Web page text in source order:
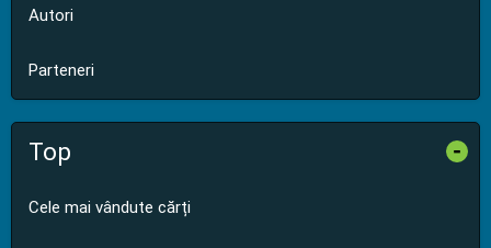
Autori
Parteneri
Top -
Cele mai vândute cărți